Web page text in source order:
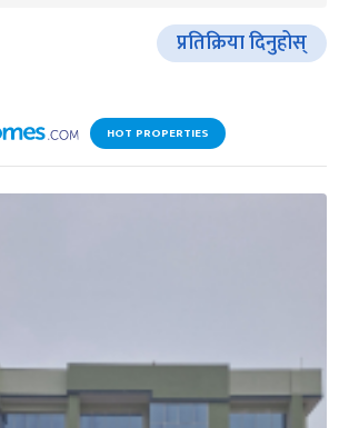
प्रतिक्रिया दिनुहोस्
HOT PROPERTIES